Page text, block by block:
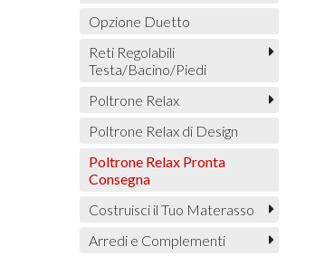
Opzione Duetto
Reti Regolabili
Testa/Bacino/Piedi
Poltrone Relax
Poltrone Relax di Design
Poltrone Relax Pronta
Consegna
Costruisci il Tuo Materasso
Arredi e Complementi